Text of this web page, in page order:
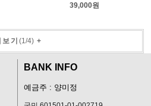
39,000원
보기 (1/4)+
BANK INFO
예금주 : 양미정